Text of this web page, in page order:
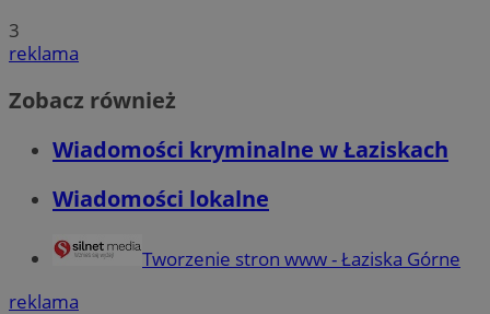
3
reklama
Zobacz również
Wiadomości kryminalne w Łaziskach
Wiadomości lokalne
Tworzenie stron www - Łaziska Górne
reklama